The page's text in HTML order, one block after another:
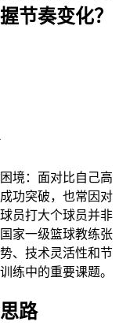
节奏变化？
境：面对比自己高
功突破，也常因对
员打大个球员并非
家一级篮球教练张
、技术灵活性和节
练中的重要课题。
路